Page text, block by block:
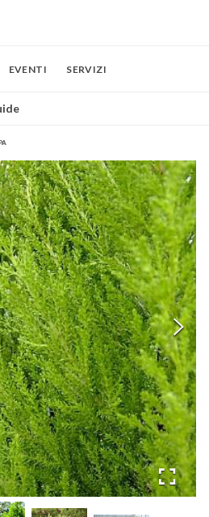
EVENTI SERVIZI